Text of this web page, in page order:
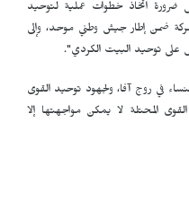
اتخاذ خطوات عملية لتوحيد
ضمن إطار جيش وطني موحد، وإلى
على توحيد البيت الكردي".
في روج آفا، ولجهود توحيد القوى
المحتلة لا يمكن مواجهتها إلا